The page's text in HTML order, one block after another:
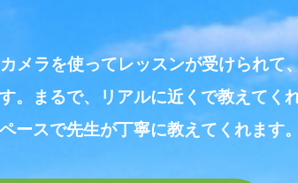
メラを使ってレッスンが受けられて
。まるで、リアルに近くで教えてく
スで先生が丁寧に教えてくれます。